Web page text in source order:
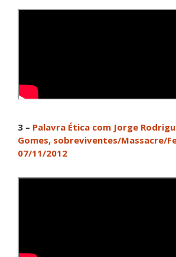
3 – Palavra Ética com Jorge
Gomes, sobreviventes/Massacre/
07/11/2012